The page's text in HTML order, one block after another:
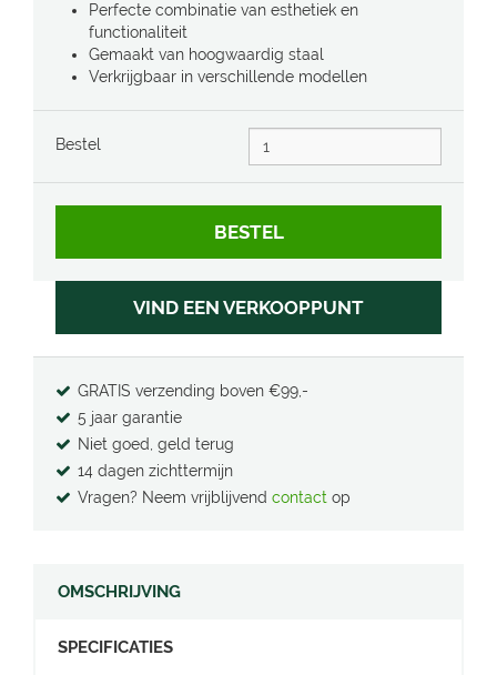
Perfecte combinatie van esthetiek en
functionaliteit
Gemaakt van hoogwaardig staal
Verkrijgbaar in verschillende modellen
Bestel
VIND EEN VERKOOPPUNT
GRATIS verzending boven €99,-
5 jaar garantie
Niet goed, geld terug
14 dagen zichttermijn
Vragen? Neem vrijblijvend contact op
OMSCHRIJVING
SPECIFICATIES